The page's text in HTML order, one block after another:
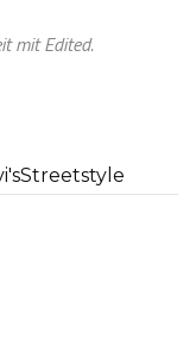
mitEdited.
Streetstyle